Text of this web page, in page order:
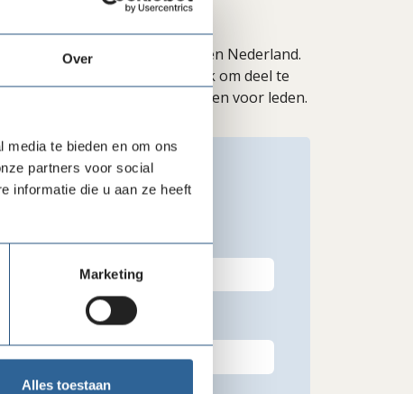
Over
te bieden en om ons
partners voor social
informatie die u aan ze heeft
Marketing
Alles toestaan
voor leden van Goede Doelen Nederland.
aan de sessie een Zoomlink om deel te
opname is achteraf terug te zien voor leden.
Achternaam